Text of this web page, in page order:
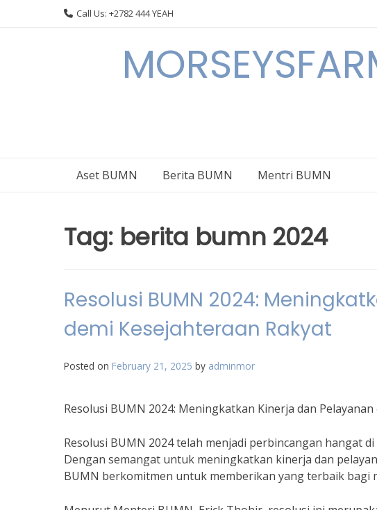
Call Us: +2782 444 YEAH
Aset BUMN Berita BUMN Mentri BUMN
Tag: berita bumn 2024
Resolusi BUMN 2024:
demi Kesejahteraan Rakyat
Posted on February 21, 2025 by adminmor
Resolusi BUMN 2024: Meningkatkan Kinerja dan
Resolusi BUMN 2024 telah menjadi perbincangan hangat
Dengan semangat untuk meningkatkan kinerja dan
BUMN berkomitmen untuk memberikan yang terbaik bagi